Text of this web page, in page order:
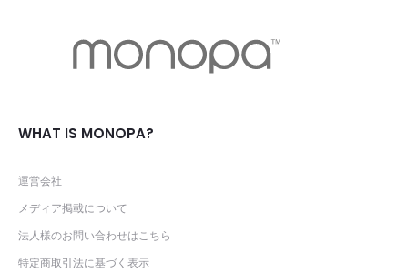
WHAT IS MONOPA?
運営会社
メディア掲載について
法人様のお問い合わせはこちら
特定商取引法に基づく表示